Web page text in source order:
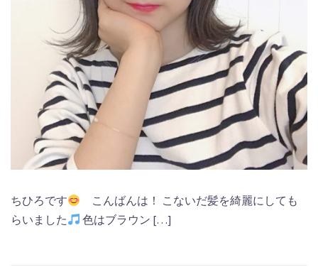
ちひろです
こんばんは！ こないだ髪を綺麗にしても
らいました
色はブラウン […]